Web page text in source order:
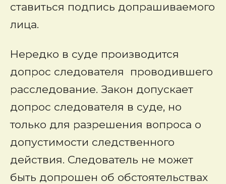
ставиться подпись допрашиваемого
лица.
Нередко в суде производится
допрос следователя проводившего
расследование. Закон допускает
допрос следователя в суде, но
только для разрешения вопроса о
допустимости следственного
действия. Следователь не может
быть допрошен об обстоятельствах